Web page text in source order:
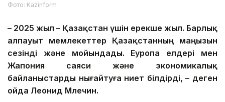
Фото: Kazinform
– 2025 жыл – Қазақстан үшін ерекше жыл. Барлық
алпауыт мемлекеттер Қазақстанның маңызын
сезінді және мойындады. Еуропа елдері мен
Жапония саяси және экономикалық
байланыстарды нығайтуға ниет білдірді, – деген
ойда Леонид Млечин.